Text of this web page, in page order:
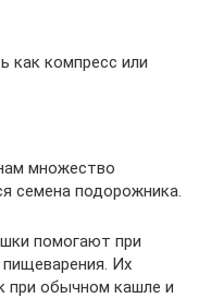
как компресс или
множество
семена подорожника.
помогают при
пищеварения. Их
при обычном кашле и